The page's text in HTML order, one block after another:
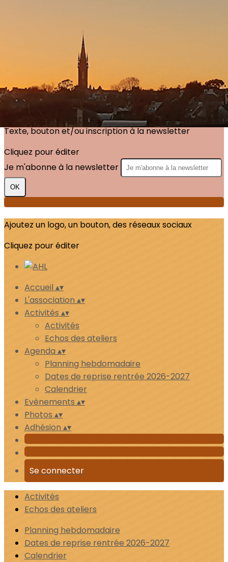
Exporter uniquement les colonnes affichées
Images de la page d'accueil
Cliquez pour éditer
Texte, bouton et/ou inscription à la newsletter
Cliquez pour éditer
Je m'abonne à la newsletter
OK
Ajoutez un logo, un bouton, des réseaux sociaux
Cliquez pour éditer
Accueil▴▾
L'association▴▾
Activités ▴▾
Activités
Echos des ateliers
Agenda▴▾
Planning hebdomadaire
Dates de reprise rentrée 2026-2027
Calendrier
Evènements ▴▾
Photos ▴▾
Adhésion▴▾
Se connecter
Activités
Echos des ateliers
Planning hebdomadaire
Dates de reprise rentrée 2026-2027
Calendrier